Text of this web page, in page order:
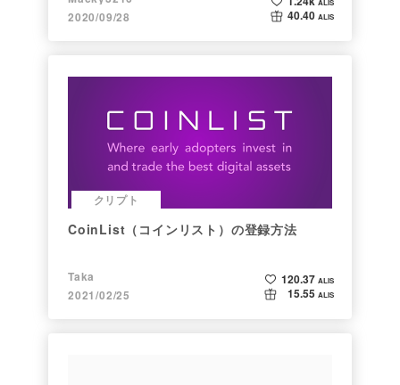
2020/09/28
ALIS
40.40 ALIS
クリプト
CoinList（コインリスト）の登録方法
Taka
2021/02/25
120.37 ALIS
15.55 ALIS